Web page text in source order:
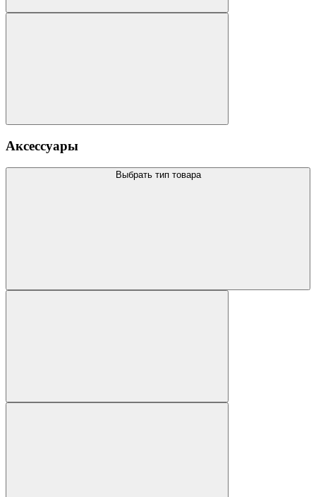
Аксессуары
Выбрать тип товара